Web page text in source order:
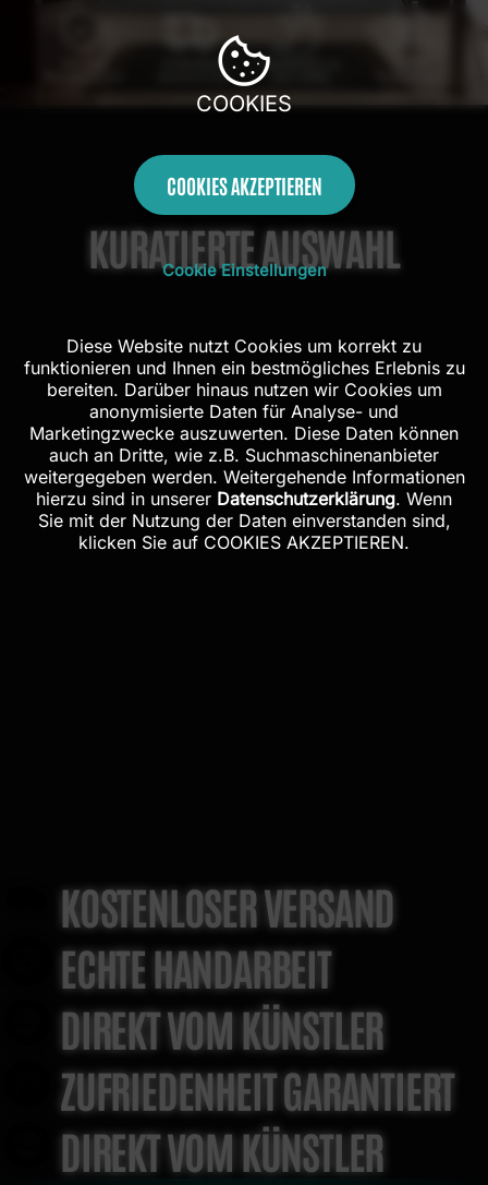
Kostenloser
Versand in DE
Handarbeit aus
KURATIERTE AUSWAHL
KOSTENLOSER VERSAND
ECHTE HANDARBEIT
DIREKT VOM KÜNSTLER
ZUFRIEDENHEIT GARANTIERT
DIREKT VOM KÜNSTLER
COOKIES
COOKIES AKZEPTIEREN
Cookie Einstellungen
Diese Website nutzt Cookies um korrekt zu
funktionieren und Ihnen ein bestmögliches Erlebnis zu
bereiten. Darüber hinaus nutzen wir Cookies um
anonymisierte Daten für Analyse- und
Marketingzwecke auszuwerten. Diese Daten können
auch an Dritte, wie z.B. Suchmaschinenanbieter
weitergegeben werden. Weitergehende Informationen
hierzu sind in unserer Datenschutzerklärung. Wenn
Sie mit der Nutzung der Daten einverstanden sind,
klicken Sie auf COOKIES AKZEPTIEREN.